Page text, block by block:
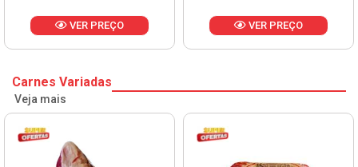
VER PREÇO VER PREÇO
Carnes Variadas
Veja mais